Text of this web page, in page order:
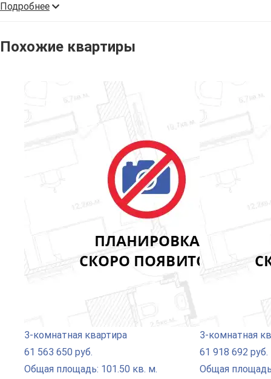
Подробнее
Похожие квартиры
3-комнатная квартира
61 563 650 руб.
Общая площадь: 101.50 кв. м.
3-комнатная
61 918 692 руб.
Общая